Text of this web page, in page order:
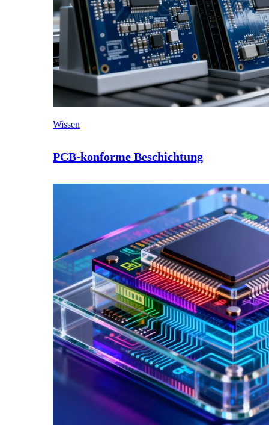
Wissen
PCB-konforme Beschichtung